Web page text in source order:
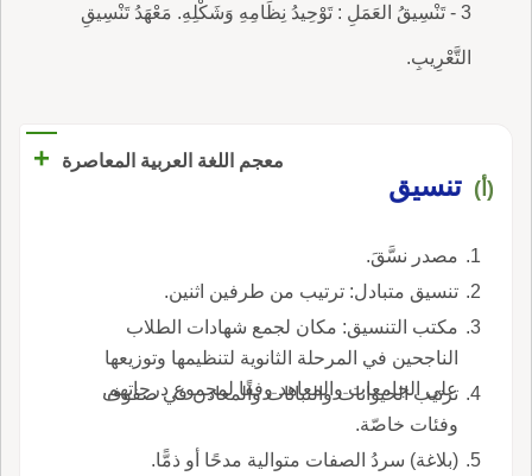
3 - تَنْسِيقُ العَمَلِ : تَوْحِيدُ نِظَامِهِ وَشَكْلِهِ. مَعْهَدُ تَنْسِيقِ
التَّعْرِيبِ.
معجم اللغة العربية المعاصرة +
(أ) تنسيق
مصدر نسَّقَ.
تنسيق متبادل: ترتيب من طرفين اثنين.
مكتب التنسيق: مكان لجمع شهادات الطلاب
الناجحين في المرحلة الثانوية لتنظيمها وتوزيعها
على الجامعات والمعاهد وفقًا لمجموع درجاتهم.
ترتيب الحيوانات والنباتات والمعادن في صفوف
وفئات خاصّة.
(بلاغة) سردُ الصفات متوالية مدحًا أو ذمًّا.